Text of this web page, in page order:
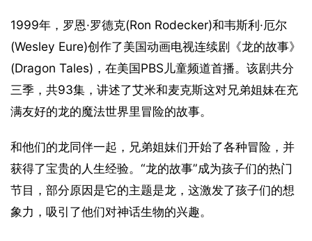
1999年，罗恩·罗德克(Ron Rodecker)和韦斯利·厄尔
(Wesley Eure)创作了美国动画电视连续剧《龙的故事》
(Dragon Tales)，在美国PBS儿童频道首播。该剧共分
三季，共93集，讲述了艾米和麦克斯这对兄弟姐妹在充
满友好的龙的魔法世界里冒险的故事。
和他们的龙同伴一起，兄弟姐妹们开始了各种冒险，并
获得了宝贵的人生经验。“龙的故事”成为孩子们的热门
节目，部分原因是它的主题是龙，这激发了孩子们的想
象力，吸引了他们对神话生物的兴趣。